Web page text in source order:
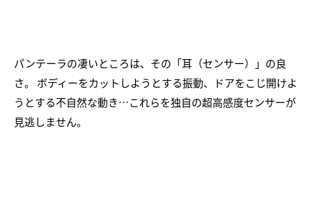
パンテーラの凄いところは、その「耳（センサー）」の良
さ。 ボディーをカットしようとする振動、ドアをこじ開けよ
うとする不自然な動き…これらを独自の超高感度センサーが
見逃しません。